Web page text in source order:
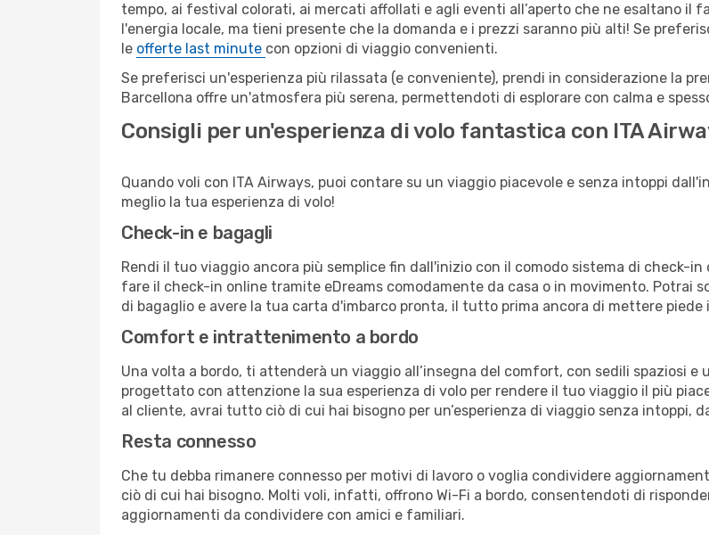
tempo, ai festival colorati, ai mercati affollati e agli eventi all’aperto che ne esaltano il
l'energia locale, ma tieni presente che la domanda e i prezzi saranno più alti! Se
le offerte last minute con opzioni di viaggio convenienti.
Se preferisci un'esperienza più rilassata (e conveniente), prendi in considerazione la
Barcellona offre un'atmosfera più serena, permettendoti di esplorare con calma e
Consigli per un'esperienza di volo fantastica con ITA
Quando voli con ITA Airways, puoi contare su un viaggio piacevole e senza intoppi
meglio la tua esperienza di volo!
Check-in e bagagli
Rendi il tuo viaggio ancora più semplice fin dall'inizio con il comodo sistema di check-
fare il check-in online tramite eDreams comodamente da casa o in movimento.
di bagaglio e avere la tua carta d'imbarco pronta, il tutto prima ancora di mettere piede
Comfort e intrattenimento a bordo
Una volta a bordo, ti attenderà un viaggio all’insegna del comfort, con sedili spaziosi e
progettato con attenzione la sua esperienza di volo per rendere il tuo viaggio il più
al cliente, avrai tutto ciò di cui hai bisogno per un’esperienza di viaggio senza intoppi,
Resta connesso
Che tu debba rimanere connesso per motivi di lavoro o voglia condividere
ciò di cui hai bisogno. Molti voli, infatti, offrono Wi-Fi a bordo, consentendoti di
aggiornamenti da condividere con amici e familiari.